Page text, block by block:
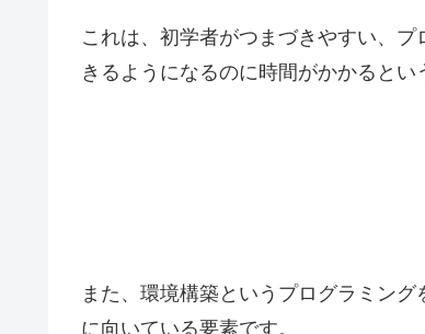
これは、初学者がつまづきやすい、
きるようになるのに時間がかかるとい
また、環境構築というプログラミン
に向いている要素です。